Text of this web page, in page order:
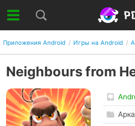
Приложения Android Игры на Android
Neighbours from